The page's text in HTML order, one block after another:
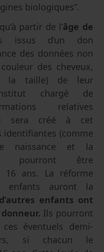
biologiques”.
partir de l’âge de
issus d’un don
des données non
des cheveux,
la taille) de leur
chargé de
relatives
sera créé à cet
identifiantes (comme
naissance et la
ci pourront être
16 ans. La réforme
enfants auront la
enfants ont
Ils pourront
éventuels demi-
si chacun le